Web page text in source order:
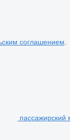
соглашением
пассажирский